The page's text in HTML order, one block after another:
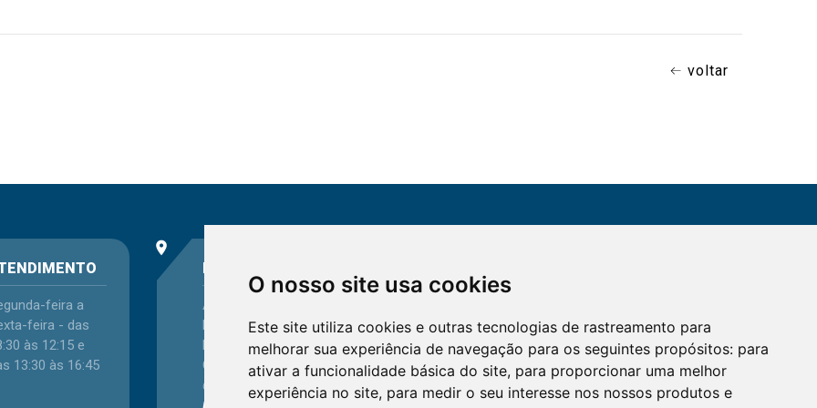
O nosso site usa cookies
Este site utiliza cookies e outras tecnologias de rastreamento para
melhorar sua experiência de navegação para os seguintes propósitos: para
ativar a funcionalidade básica do site, para proporcionar uma melhor
experiência no site, para medir o seu interesse nos nossos produtos e
voltar
feira a
feira - das
às 12:15 e
13:30 às 16:45
place
ENDEREÇO
Avenida Itaqui, 45,
Bairro Petrópolis,
Porto Alegre - RS -
CEP 90460-140
Confira as demais
Confira os e-mailsaqui